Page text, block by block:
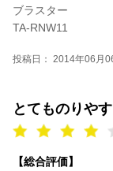
ブラスター
TA-RNW11
投稿日： 2014年06月
とてものりや
【総合評価】